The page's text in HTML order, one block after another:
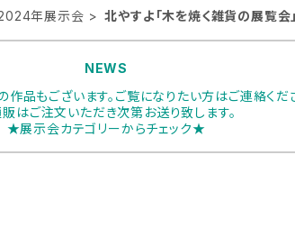
年展示会 北やすよ「木を焼く雑貨の展覧会」
NEWS
品もございます。ご覧になりたい方はご連絡くだ
はご注文いただき次第お送り致します。
★展示会カテゴリーからチェック★